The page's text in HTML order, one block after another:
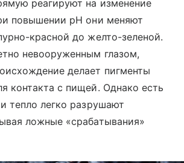
реагируют на изменение
повышении pH они меняют
красной до желто-зеленой.
невооруженным глазом,
делает пигменты
контакта с пищей. Однако есть
тепло легко разрушают
ложные «срабатывания»